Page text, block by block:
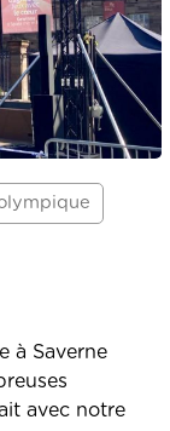
à Saverne
avec notre